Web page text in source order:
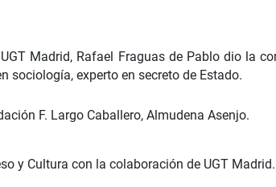
Madrid, Rafael Fraguas de Pablo dio la
sociología, experto en secreto de Estado.
F. Largo Caballero, Almudena Asenjo.
y Cultura con la colaboración de UGT Madrid.